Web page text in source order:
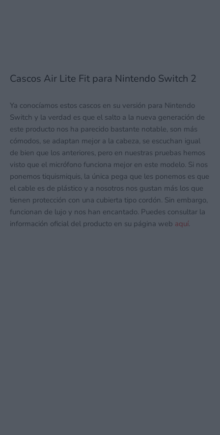
Cascos Air Lite Fit para Nintendo Switch 2
Ya conocíamos estos cascos en su versión para Nintendo
Switch y la verdad es que el salto a la nueva generación de
este producto nos ha parecido bastante notable, son más
cómodos, se adaptan mejor a la cabeza, se escuchan igual
de bien que los anteriores, pero en nuestras pruebas hemos
visto que el micrófono funciona mejor en este modelo. Si nos
ponemos tiquismiquis, la única pega que les ponemos es que
el cable es de plástico y a nosotros nos gustan más los que
tienen protección con una cubierta tipo cordón. Sin embargo,
funcionan de lujo y nos han encantado. Puedes consultar la
información oficial del producto en su página web aquí.